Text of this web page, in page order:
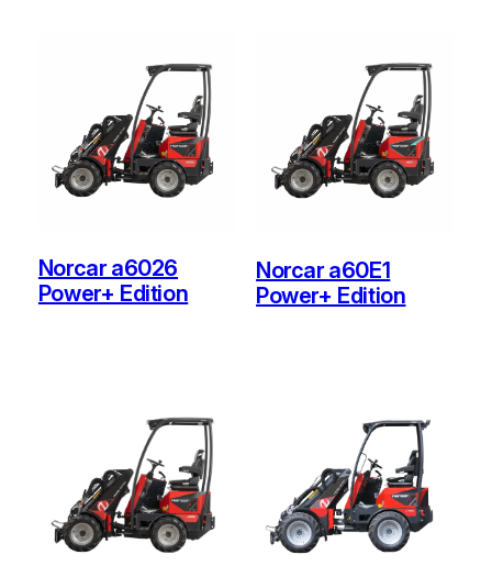
Norcar a6026
Power+ Edition
Norcar a60E1
Power+ Edition